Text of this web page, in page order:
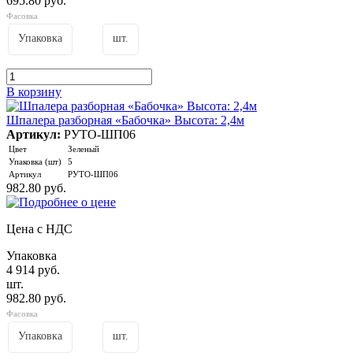
Фасовка
Упаковка шт.
В корзину
Шпалера разборная «Бабочка» Высота: 2,4м
Артикул: РУТО-ШП06
Цвет
Зеленый
Упаковка (шт)
5
Артикул
РУТО-ШП06
982.80 руб.
Цена с НДС
Упаковка
4 914 руб.
шт.
982.80 руб.
Фасовка
Упаковка шт.